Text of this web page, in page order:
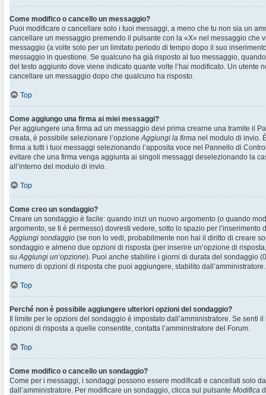
Come modifico o cancello un messaggio?
Puoi modificare o cancellare solo i tuoi messaggi, a meno che tu non sia un
cancellare un messaggio premendo il pulsante con la «X» nel messaggio che
messaggio (a volte solo per un limitato periodo di tempo dopo il suo
messaggio in questione. Se qualcuno ha già risposto al tuo messaggio,
del testo aggiunto dove viene indicato quante volte l’hai modificato. Un utente
cancellare un messaggio dopo che qualcuno ha risposto.
Top
Come aggiungo una firma ai miei messaggi?
Per aggiungere una firma ad un messaggio devi prima crearne una tramite il
creata, è possibile selezionare l’opzioneAggiungi la firma nel modulo di invio.
firma a tutti i tuoi messaggi selezionando l’apposita voce nel Pannello di
evitare che una firma venga aggiunta ai singoli messaggi deselezionando la
all’interno del modulo di invio.
Top
Come creo un sondaggio?
Creare un sondaggio è facile: quando inizi un nuovo argomento (o quando
argomento, se ti è permesso) dovresti vedere, sotto lo spazio per
Aggiungi sondaggio (se non lo vedi, probabilmente non hai il diritto di creare
sondaggio e almeno due opzioni di risposta (per inserire un’opzione di
suAggiungi un’opzione). Puoi anche stabilire i giorni di durata del sondaggio
numero di opzioni di risposta che puoi aggiungere, stabilito dall’amministratore.
Top
Perché non è possibile aggiungere ulteriori opzioni del sondaggio?
Il limite per le opzioni del sondaggio è impostato dall’amministratore. Se senti
opzioni di risposta a quelle consentite, contatta l’amministratore del Forum.
Top
Come modifico o cancello un sondaggio?
Come per i messaggi, i sondaggi possono essere modificati e cancellati solo
dall’amministratore. Per modificare un sondaggio, clicca sul pulsante Modifica